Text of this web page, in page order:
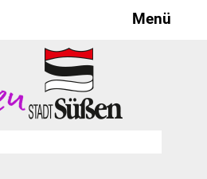
Menü
Stadt & Politik
Bürgermeister